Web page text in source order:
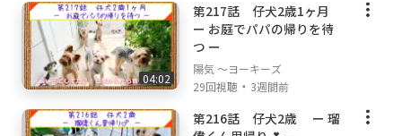
04:02
第217話 仔犬2歳1ヶ月
ー お庭でパパの帰りを待
つ ー
陽気 ～ヨーキーズ
29回視聴 ・ 3週間前
第216話 仔犬2歳 ー 瑠